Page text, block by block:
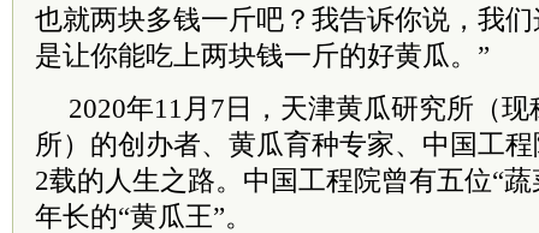
也就两块多钱一斤吧？我告诉你说，我
是让你能吃上两块钱一斤的好黄瓜。”
2020年11月7日，天津黄瓜研究所（
所）的创办者、黄瓜育种专家、中国工程
2载的人生之路。中国工程院曾有五位“蔬
年长的“黄瓜王”。